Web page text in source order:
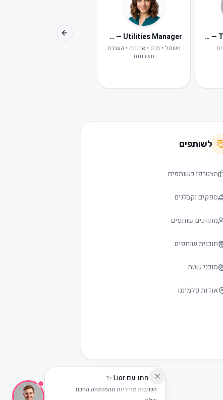
שוחחו עם Lior ✨
תשובות מיידיות מהמומחה החכם
Lior — Tenant Concierge
Maya — Utilities Manager
חשמל • מים • ארנונה • העברת
חשבונות
Avital — Digital HR
Previous slide
לשותפים
הצטרפו כשותפים
ספקים וקבלנים
מתווכים שותפים
תוכנית שותפים
סוכני שטח
אודות פלמינגו